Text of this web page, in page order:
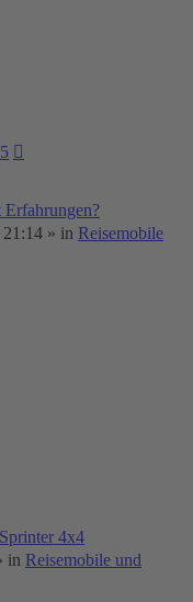
» in Reisemobile
4x4
in Reisemobile und